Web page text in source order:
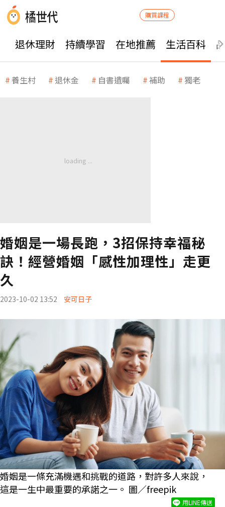
購買課程
退休理財 持續學習 在地推薦 生活百科
養生村 退休金 自書遺囑 補助 獨老
婚姻是一場長跑，3招保持幸福秘
訣！經營婚姻「感性加理性」走更
久
2023-10-02 13:52 安可日子
婚姻是一條充滿機遇和挑戰的道路，對許多人來說，
這是一生中最重要的承諾之一。 圖／freepik
用LINE傳送